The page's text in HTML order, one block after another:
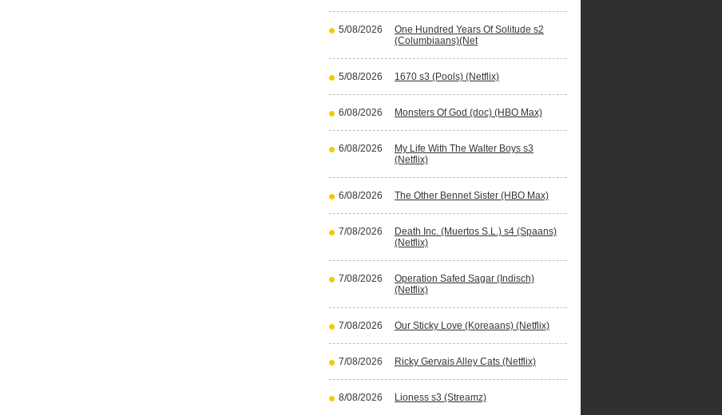
5/08/2026
One Hundred Years Of Solitude s2
(Columbiaans)(Net
5/08/2026 1670 s3 (Pools) (Netflix)
6/08/2026 Monsters Of God (doc) (HBO Max)
6/08/2026
My Life With The Walter Boys s3
(Netflix)
6/08/2026 The Other Bennet Sister (HBO Max)
7/08/2026
Death Inc. (Muertos S.L.) s4 (Spaans)
(Netflix)
7/08/2026
Operation Safed Sagar (Indisch)
(Netflix)
7/08/2026 Our Sticky Love (Koreaans) (Netflix)
7/08/2026 Ricky Gervais Alley Cats (Netflix)
8/08/2026 Lioness s3 (Streamz)